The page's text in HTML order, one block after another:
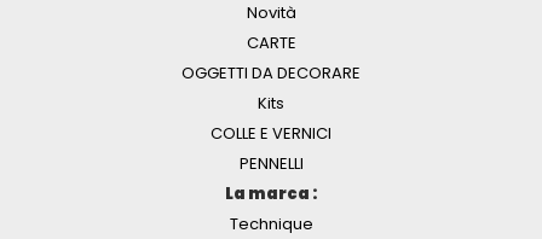
Novità
CARTE
OGGETTI DA DECORARE
Kits
COLLE E VERNICI
PENNELLI
La marca :
Technique